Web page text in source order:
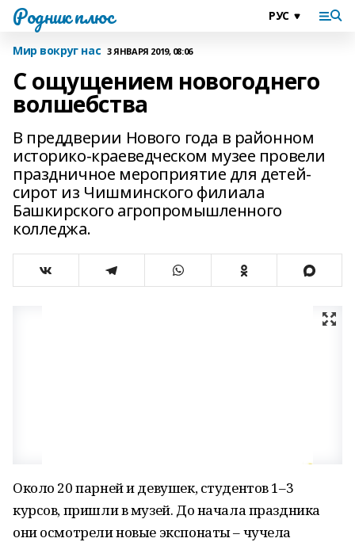
Родник плюс
Мир вокруг нас 3 ЯНВАРЯ 2019, 08:06
С ощущением новогоднего
волшебства
В преддверии Нового года в районном
историко-краеведческом музее провели
праздничное мероприятие для детей-
сирот из Чишминского филиала
Башкирского агропромышленного
колледжа.
Около 20 парней и девушек, студентов 1–3
курсов, пришли в музей. До начала праздника
они осмотрели новые экспонаты – чучела